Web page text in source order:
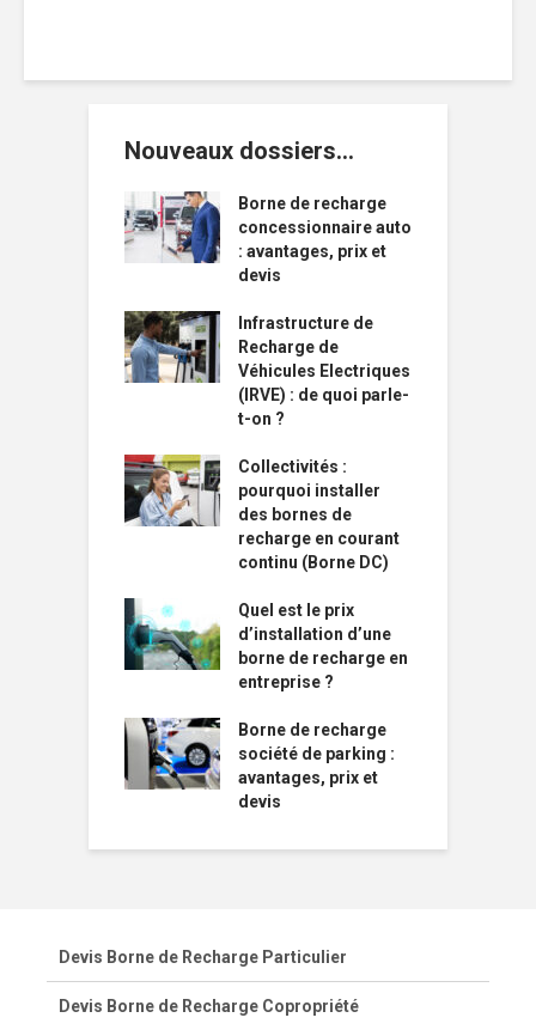
Nouveaux dossiers…
Borne de recharge
concessionnaire auto
: avantages, prix et
devis
Infrastructure de
Recharge de
Véhicules Electriques
(IRVE) : de quoi parle-
t-on ?
Collectivités :
pourquoi installer
des bornes de
recharge en courant
continu (Borne DC)
Quel est le prix
d’installation d’une
borne de recharge en
entreprise ?
Borne de recharge
société de parking :
avantages, prix et
devis
Devis Borne de Recharge Particulier
Devis Borne de Recharge Copropriété